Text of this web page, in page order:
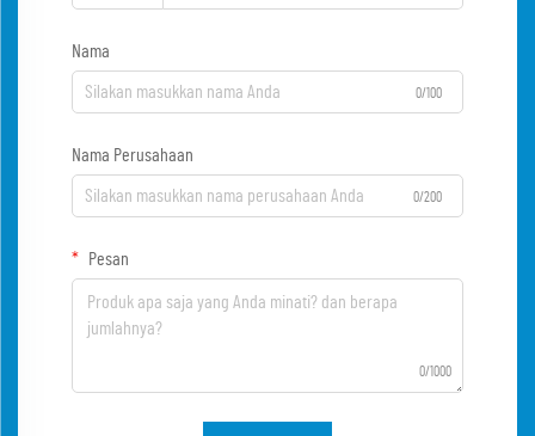
Nama
0/100
Nama Perusahaan
0/200
Pesan
0/1000